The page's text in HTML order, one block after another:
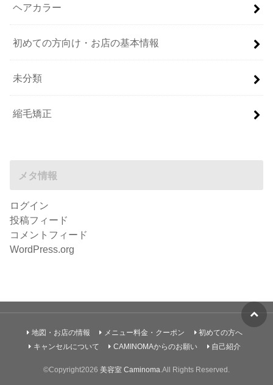
ヘアカラー
初めての方向け・お店の基本情報
未分類
縮毛矯正
メタ情報
ログイン
投稿フィード
コメントフィード
WordPress.org
地図・お店の情報 メニュー料金・クーポン
初めての方へ
キャンセルについて
CAMINOMAからのお願い 自己紹介
©Copyright2026 美容室 Caminoma .All Rights Reserved.